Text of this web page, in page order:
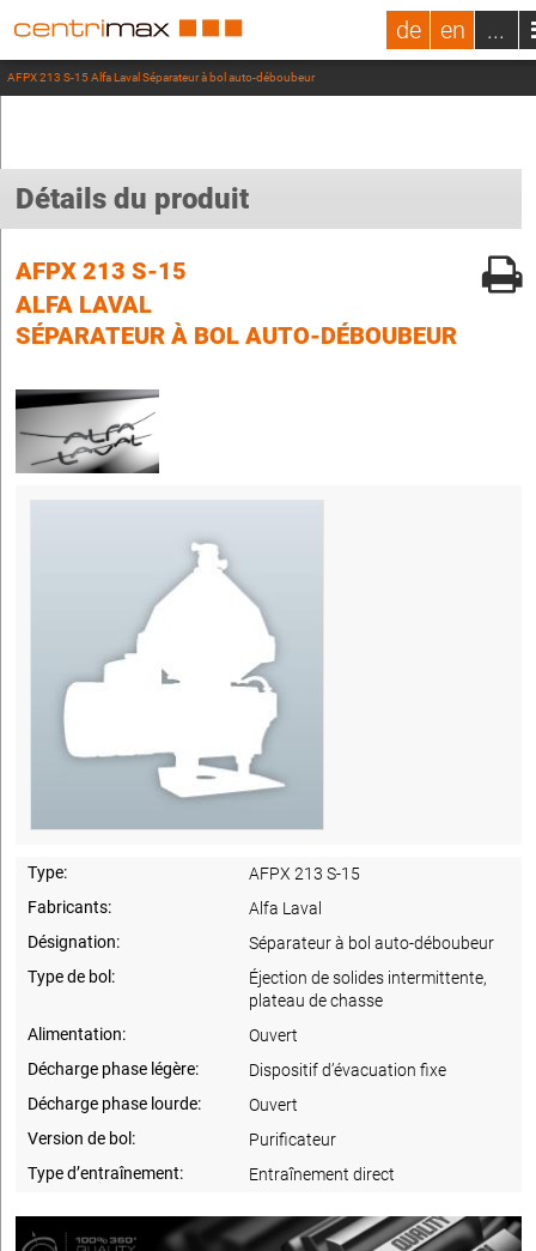
de en ...
AFPX 213 S-15 Alfa Laval Séparateur à bol auto-déboubeur
Détails du produit
AFPX 213 S-15
ALFA LAVAL
SÉPARATEUR À BOL AUTO-DÉBOUBEUR
Type:
AFPX 213 S-15
Fabricants:
Alfa Laval
Désignation:
Séparateur à bol auto-déboubeur
Type de bol:
Éjection de solides intermittente,
plateau de chasse
Alimentation:
Ouvert
Décharge phase légère:
Dispositif d’évacuation fixe
Décharge phase lourde:
Ouvert
Version de bol:
Purificateur
Type d’entraînement:
Entraînement direct